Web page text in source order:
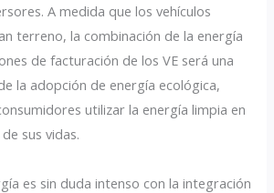
A medida que los vehículos
terreno, la combinación de la energía
de facturación de los VE será una
la adopción de energía ecológica,
utilizar la energía limpia en
sus vidas.
es sin duda intenso con la integración